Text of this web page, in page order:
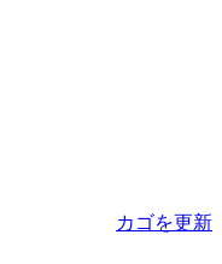
カゴを更新